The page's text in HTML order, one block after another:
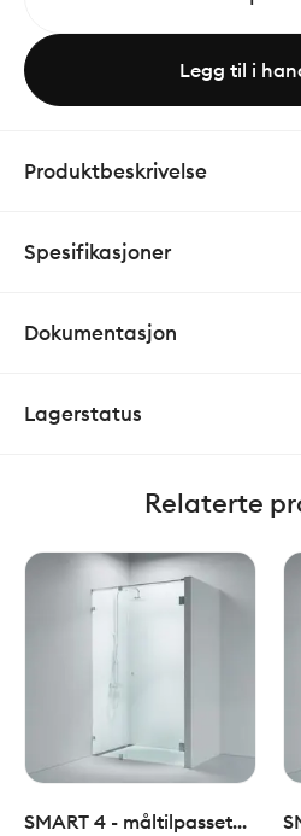
Legg til i
Produktbeskrivelse
Spesifikasjoner
Dokumentasjon
Lagerstatus
Relaterte
SMART 4 - måltilpasset